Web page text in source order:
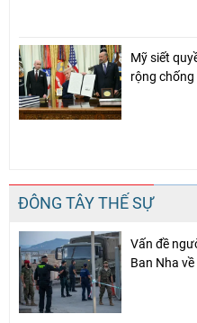
Mỹ siết
rộng chống
ĐÔNG TÂY THẾ SỰ
Vấn đề
Ban Nha